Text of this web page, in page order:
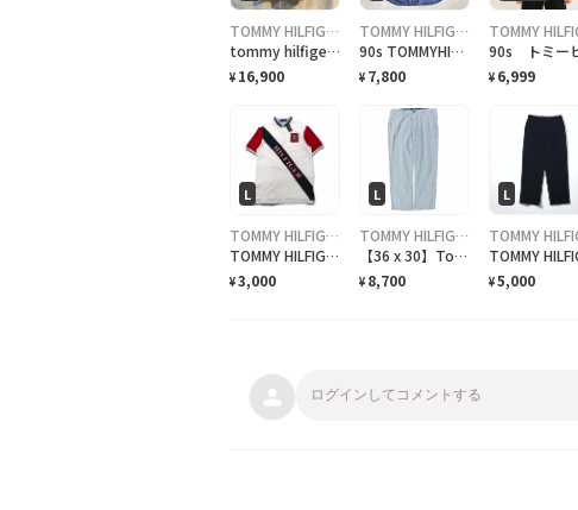
TOMMY HILFIGER
tommy hilfiger ヘリンボーンダッフルコート
¥ 16,900
TOMMY HILFIGER
90s TOMMYHILFIGER シャツ
¥ 7,800 ¥ 6,999
L
TOMMY HILFIGER
TOMMY HILFIGER ポロシャツ L ホワイト コットン 鹿の子 ナンバリング ロゴ刺繍 未使用品
¥3,000
L
TOMMY HILFIGER
【36 x 30】Tommy Hilfiger stripe denim custom fit coupe sur mesure オーダーメイド品 トミー pants パンツ ストライプ デニム/ジーンズ
¥ 8,700
L
¥5,000